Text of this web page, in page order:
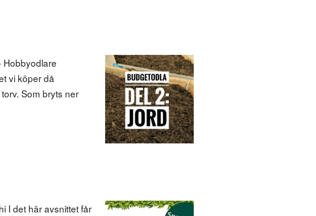
Hobbyodlare
vi köper då
Som bryts ner
I det här avsnittet får